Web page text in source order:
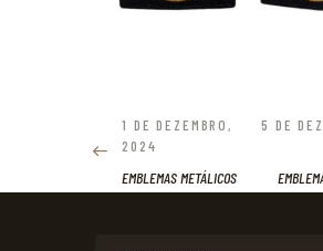
ARTIGOS
PREVIOUS
POST:
1 DE DEZEMBRO,
2024
EMBLEMAS METÁLICOS
NEXT
5 DE